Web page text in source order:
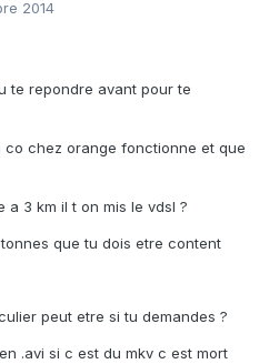
2014
te repondre avant pour te
co chez orange fonctionne et que
a 3 km il t on mis le vdsl ?
que tu dois etre content
peut etre si tu demandes ?
.avi si c est du mkv c est mort